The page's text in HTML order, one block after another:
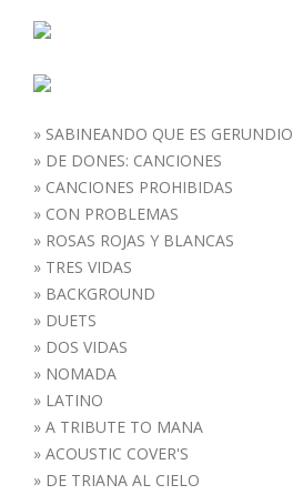
» SABINEANDO QUE ES GERUNDIO
» DE DONES: CANCIONES
» CANCIONES PROHIBIDAS
» CON PROBLEMAS
» ROSAS ROJAS Y BLANCAS
» TRES VIDAS
» BACKGROUND
» DUETS
» DOS VIDAS
» NOMADA
» LATINO
» A TRIBUTE TO MANA
» ACOUSTIC COVER'S
» DE TRIANA AL CIELO